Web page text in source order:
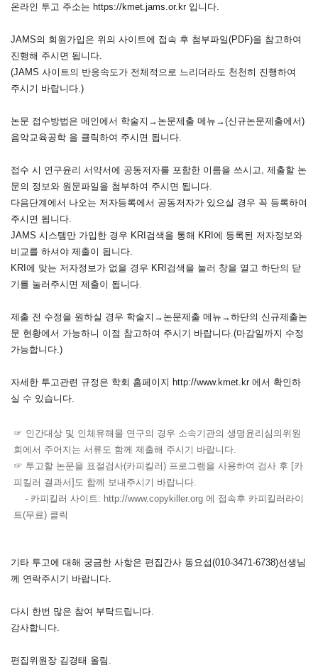
온라인 투고 주소는 https://kmet.jams.or.kr 입니다.
JAMS의 회원가입은 위의 사이트에 접속 후 첨부파일(PDF)을 참고하여
진행해 주시면 됩니다.
(JAMS 사이트의 반응속도가 전체적으로 느리더라도 천천히 진행하여
주시기 바랍니다.)
논문 접수방법은 메인에서 학술지→논문제출 메뉴→(신규논문제출에서)
음악교육공학 을 클릭하여 주시면 됩니다.
접수 시 연구윤리 서약서에 공동저자를 포함한 이름을 쓰시고, 제출할 논
문의 정보와 원문파일을 첨부하여 주시면 됩니다.
다음단계에서 나오는 저자등록에서 공동저자가 있으실 경우 꼭 등록하여
주시면 됩니다.
JAMS 시스템만 가입한 경우 KRI검색을 통해 KRI에 등록된 저자정보와
비교를 하셔야 제출이 됩니다.
KRI에 맞는 저자정보가 없을 경우 KRI검색을 눌러 창을 열고 하단의 닫
기를 눌러주시면 제출이 됩니다.
제출 전 수정을 원하실 경우 학술지→논문제출 메뉴→하단의 신규제출논
문 현황에서 가능하니 이점 참고하여 주시기 바랍니다.(마감일까지 수정
가능합니다.)
자세한 투고관련 규정은 학회 홈페이지 http://www.kmet.kr 에서 확인하
실 수 있습니다.
☞ 인간대상 및 인체유해물 연구의 경우 소속기관의 생명윤리심의위원
회에서 주어지는 서류도 함께 제출해 주시기 바랍니다.
☞ 투고할 논문을 표절검사(카피킬러) 프로그램을 사용하여 검사 후 [카
피킬러 결과서]도 함께 보내주시기 바랍니다.
- 카피킬러 사이트: http://www.copykiller.org 에 접속후 카피킬러라이
트(무료) 클릭
기타 투고에 대해 궁금한 사항은 편집간사 동요섭(010-3471-6738)선생님
께 연락주시기 바랍니다.
다시 한번 많은 참여 부탁드립니다.
감사합니다.
편집위원장 김경태 올림.